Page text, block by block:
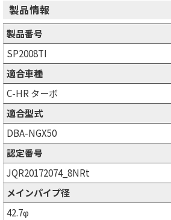
製品情報
製品番号
SP2008TI
適合車種
C-HR ターボ
適合型式
DBA-NGX50
認定番号
JQR20172074_8NRt
メインパイプ径
42.7φ